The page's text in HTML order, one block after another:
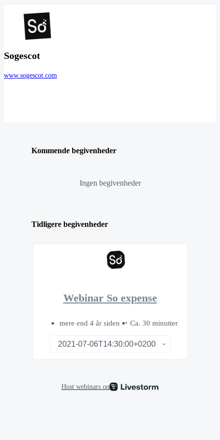
Sogescot
www.sogescot.com
Kommende begivenheder
Ingen begivenheder
Tidligere begivenheder
Webinar So expense
mere end 4 år siden Ca. 30 minutter
Host webinars on